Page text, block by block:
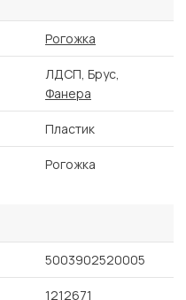
Рогожка
ЛДСП, Брус,
Фанера
Пластик
Рогожка
5003902520005
1212671